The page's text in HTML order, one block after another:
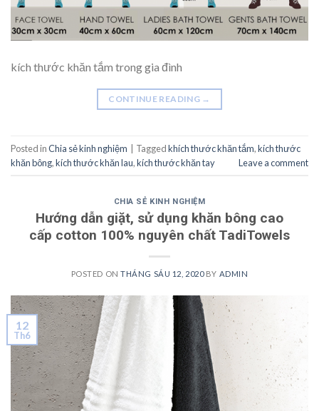
kích thước khăn tắm trong gia đình
CONTINUE READING →
Posted inChia sẻ kinh nghiệm Taggedkhích thước khăn tắm,kích thước
khăn bông,kích thước khăn lau,kích thước khăn tay Leave a comment
CHIA SẺ KINH NGHIỆM
Hướng dẫn giặt, sử dụng khăn bông cao
cấp cotton 100% nguyên chất TadiTowels
POSTED ONTHÁNG SÁU 12, 2020BY ADMIN
12
Th6